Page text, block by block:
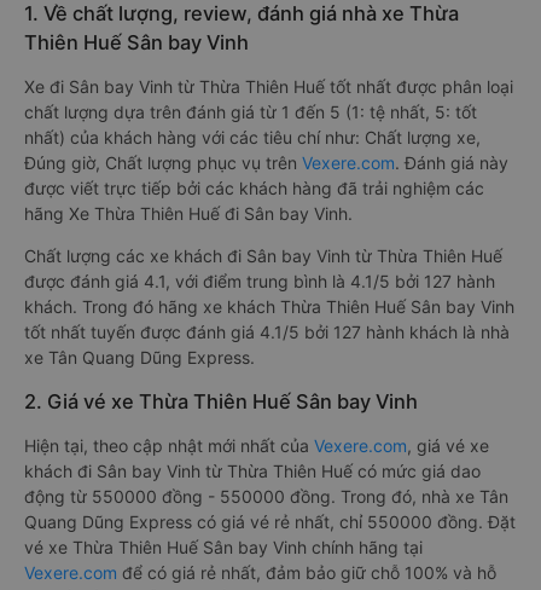
1. Về chất lượng, review, đánh giá nhà xe Thừa
Thiên Huế Sân bay Vinh
Xe đi Sân bay Vinh từ Thừa Thiên Huế tốt nhất được phân loại
chất lượng dựa trên đánh giá từ 1 đến 5 (1: tệ nhất, 5: tốt
nhất) của khách hàng với các tiêu chí như: Chất lượng xe,
Đúng giờ, Chất lượng phục vụ trên Vexere.com. Đánh giá này
được viết trực tiếp bởi các khách hàng đã trải nghiệm các
hãng Xe Thừa Thiên Huế đi Sân bay Vinh.
Chất lượng các xe khách đi Sân bay Vinh từ Thừa Thiên Huế
được đánh giá 4.1, với điểm trung bình là 4.1/5 bởi 127 hành
khách. Trong đó hãng xe khách Thừa Thiên Huế Sân bay Vinh
tốt nhất tuyến được đánh giá 4.1/5 bởi 127 hành khách là nhà
xe Tân Quang Dũng Express.
2. Giá vé xe Thừa Thiên Huế Sân bay Vinh
Hiện tại, theo cập nhật mới nhất của Vexere.com, giá vé xe
khách đi Sân bay Vinh từ Thừa Thiên Huế có mức giá dao
động từ 550000 đồng - 550000 đồng. Trong đó, nhà xe Tân
Quang Dũng Express có giá vé rẻ nhất, chỉ 550000 đồng. Đặt
vé xe Thừa Thiên Huế Sân bay Vinh chính hãng tại
Vexere.com để có giá rẻ nhất, đảm bảo giữ chỗ 100% và hỗ